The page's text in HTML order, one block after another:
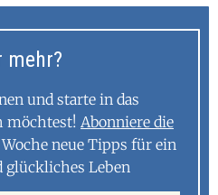
und starte in das
möchtest! Abonniere die
Woche neue Tipps für ein
Leben